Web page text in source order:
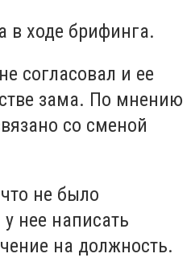
в ходе брифинга.
согласовал и ее
зама. По мнению
со сменой
не было
нее написать
на должность.